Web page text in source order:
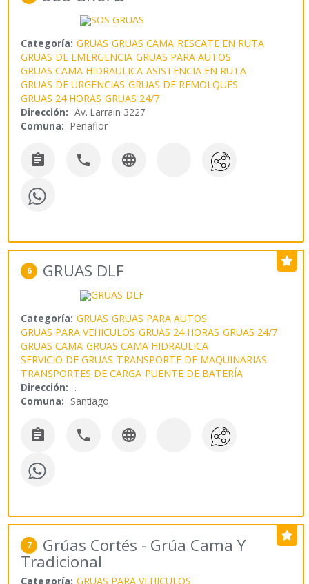
Categoría: GRUAS GRUAS CAMA RESCATE EN RUTA
GRUAS DE EMERGENCIA GRUAS PARA AUTOS
GRUAS CAMA HIDRAULICA ASISTENCIA EN RUTA
GRUAS DE URGENCIAS GRUAS DE REMOLQUES
GRUAS 24 HORAS GRUAS 24/7
Dirección: Av. Larrain 3227
Comuna: Peñaflor
  
6 GRUAS DLF
Categoría: GRUAS GRUAS PARA AUTOS
GRUAS PARA VEHICULOS GRUAS 24 HORAS GRUAS 24/7
GRUAS CAMA GRUAS CAMA HIDRAULICA
SERVICIO DE GRUAS TRANSPORTE DE MAQUINARIAS
TRANSPORTES DE CARGA PUENTE DE BATERÍA
Dirección: .
Comuna: Santiago
  
7 Grúas Cortés - Grúa Cama Y
Tradicional
Categoría: GRUAS PARA VEHICULOS